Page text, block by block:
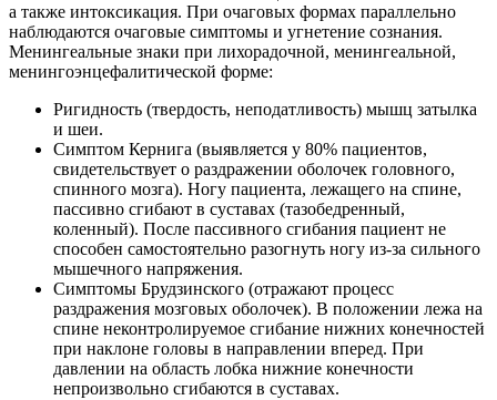
а также интоксикация. При очаговых формах параллельно
наблюдаются очаговые симптомы и угнетение сознания.
Менингеальные знаки при лихорадочной, менингеальной,
менингоэнцефалитической форме:
Ригидность (твердость, неподатливость) мышц затылка
и шеи.
Симптом Кернига (выявляется у 80% пациентов,
свидетельствует о раздражении оболочек головного,
спинного мозга). Ногу пациента, лежащего на спине,
пассивно сгибают в суставах (тазобедренный,
коленный). После пассивного сгибания пациент не
способен самостоятельно разогнуть ногу из-за сильного
мышечного напряжения.
Симптомы Брудзинского (отражают процесс
раздражения мозговых оболочек). В положении лежа на
спине неконтролируемое сгибание нижних конечностей
при наклоне головы в направлении вперед. При
давлении на область лобка нижние конечности
непроизвольно сгибаются в суставах.